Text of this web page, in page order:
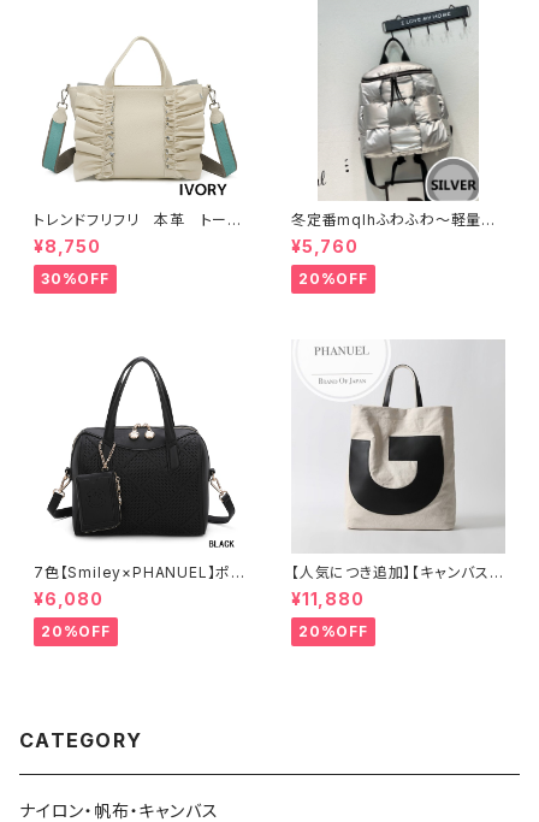
トレンドフリフリ 本革 トート
バッグ キャンバスショルダー
コラボー
¥8,750
30%OFF
冬定番mqlhふわふわ～軽量＆
撥水ナイロン ダウンバッグ 2wa
y リュック 60319-082
¥5,760
20%OFF
7色【Smiley×PHANUEL】ポー
チ付き、ボストンハンドバッグ シ
ョルダーバッグ 2WAY A8937-
3
¥6,080
20%OFF
【人気につき追加】【キャンバス×
牛革】A4 2way 肩がけ ショル
ダー 縦長トートバッグ レディー
ス 888389
¥11,880
20%OFF
CATEGORY
ナイロン・帆布・キャンバス